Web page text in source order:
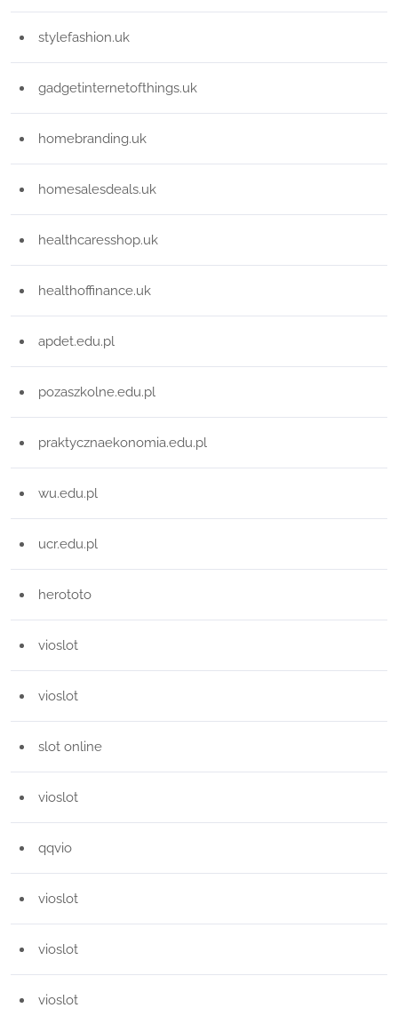
stylefashion.uk
gadgetinternetofthings.uk
homebranding.uk
homesalesdeals.uk
healthcaresshop.uk
healthoffinance.uk
apdet.edu.pl
pozaszkolne.edu.pl
praktycznaekonomia.edu.pl
wu.edu.pl
ucr.edu.pl
herototo
vioslot
vioslot
slot online
vioslot
qqvio
vioslot
vioslot
vioslot